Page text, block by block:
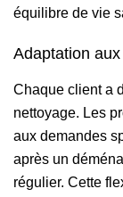
équilibre de vie
Adaptation
Chaque client a
nettoyage. Les
aux demandes
après un
régulier. Cette